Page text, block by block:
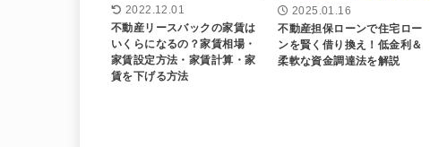
2022.12.01
不動産リースバックの家賃は
いくらになるの？家賃相場・
家賃設定方法・家賃計算・家
賃を下げる方法
2025.01.16
不動産担保ローンで住宅ロー
ンを賢く借り換え！低金利＆
柔軟な資金調達法を解説